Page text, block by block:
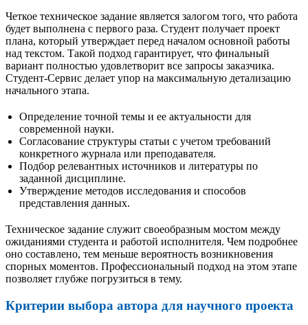
Четкое техническое задание является залогом того, что работа
будет выполнена с первого раза. Студент получает проект
плана, который утверждает перед началом основной работы
над текстом. Такой подход гарантирует, что финальный
вариант полностью удовлетворит все запросы заказчика.
Студент-Сервис делает упор на максимальную детализацию
начального этапа.
Определение точной темы и ее актуальности для
современной науки.
Согласование структуры статьи с учетом требований
конкретного журнала или преподавателя.
Подбор релевантных источников и литературы по
заданной дисциплине.
Утверждение методов исследования и способов
представления данных.
Техническое задание служит своеобразным мостом между
ожиданиями студента и работой исполнителя. Чем подробнее
оно составлено, тем меньше вероятность возникновения
спорных моментов. Профессиональный подход на этом этапе
позволяет глубже погрузиться в тему.
Критерии выбора автора для научного проекта